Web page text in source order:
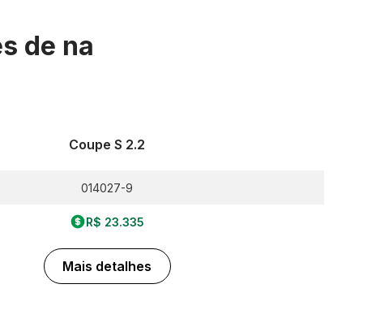
de na
Coupe S 2.2
014027-9
R$ 23.335
Mais detalhes